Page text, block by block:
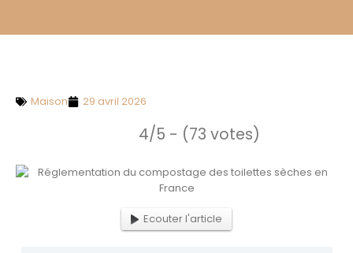
Maison 29 avril 2026
4/5 - (73 votes)
Ecouter l'article